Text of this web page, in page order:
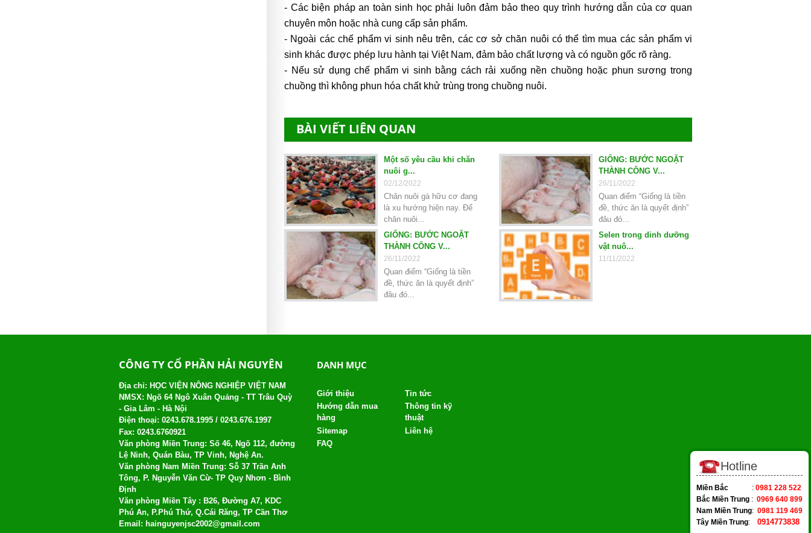
Hotline
Miền Bắc : 0981 228 522
Bắc Miền Trung : 0969 640 899
Nam Miền Trung: 0981 119 469
Tây Miền Trung: 0914773838
- Các biện pháp an toàn sinh học phải luôn đảm bảo theo quy trình hướng dẫn của cơ quan
chuyên môn hoặc nhà cung cấp sản phẩm.
- Ngoài các chế phẩm vi sinh nêu trên, các cơ sở chăn nuôi có thể tìm mua các sản phẩm vi
sinh khác được phép lưu hành tại Việt Nam, đảm bảo chất lượng và có nguồn gốc rõ ràng.
- Nếu sử dụng chế phẩm vi sinh bằng cách rải xuống nền chuồng hoặc phun sương trong
chuồng thì không phun hóa chất khử trùng trong chuồng nuôi.
BÀI VIẾT LIÊN QUAN
Một số yêu cầu khi chăn
nuôi g...
02/12/2022
Chăn nuôi gà hữu cơ đang
là xu hướng hiện nay. Để
chăn nuôi...
GIỐNG: BƯỚC NGOẶT
THÀNH CÔNG V...
26/11/2022
Quan điểm “Giống là tiền
đề, thức ăn là quyết định”
đâu đó...
GIỐNG: BƯỚC NGOẶT
THÀNH CÔNG V...
26/11/2022
Quan điểm “Giống là tiền
đề, thức ăn là quyết định”
đâu đó...
Selen trong dinh dưỡng
vật nuô...
11/11/2022
CÔNG TY CỔ PHẦN HẢI NGUYÊN
Địa chỉ: HỌC VIỆN NÔNG NGHIỆP VIỆT NAM
NMSX: Ngõ 64 Ngô Xuân Quảng - TT Trâu Quỳ
- Gia Lâm - Hà Nội
Điện thoại: 0243.678.1995 / 0243.676.1997
Fax: 0243.6760921
Văn phòng Miền Trung: Số 46, Ngõ 112, đường
Lệ Ninh, Quán Bàu, TP Vinh, Nghệ An.
Văn phòng Nam Miền Trung: Sỗ 37 Trần Anh
Tông, P. Nguyễn Văn Cừ- TP Quy Nhơn - Bình
Định
Văn phòng Miền Tây : B26, Đường A7, KDC
Phú An, P.Phú Thứ, Q.Cái Răng, TP Cần Thơ
Email: hainguyenjsc2002@gmail.com
DANH MỤC
Giới thiệu
Tin tức
Hướng dẫn mua
hàng
Thông tin kỹ
thuật
Sitemap
Liên hệ
FAQ